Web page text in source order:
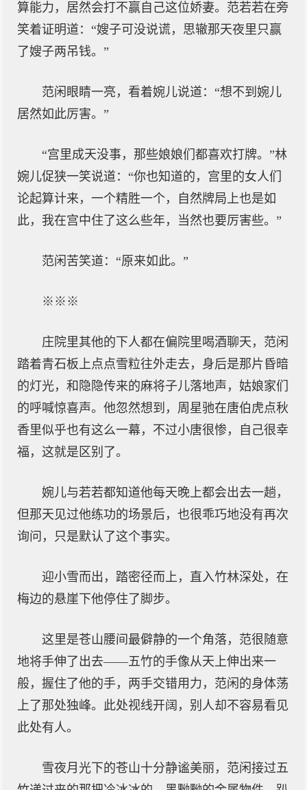
算能力，居然会打不赢自己这位娇妻。范若若在旁
笑着证明道：“嫂子可没说谎，思辙那天夜里只赢
了嫂子两吊钱。”
范闲眼睛一亮，看着婉儿说道：“想不到婉儿
居然如此厉害。”
“宫里成天没事，那些娘娘们都喜欢打牌。”林
婉儿促狭一笑说道：“你也知道的，宫里的女人们
论起算计来，一个精胜一个，自然牌局上也是如
此，我在宫中住了这么些年，当然也要厉害些。”
范闲苦笑道：“原来如此。”
※※※
庄院里其他的下人都在偏院里喝酒聊天，范闲
踏着青石板上点点雪粒往外走去，身后是那片昏暗
的灯光，和隐隐传来的麻将子儿落地声，姑娘家们
的呼喊惊喜声。他忽然想到，周星驰在唐伯虎点秋
香里似乎也有这么一幕，不过小唐很惨，自己很幸
福，这就是区别了。
婉儿与若若都知道他每天晚上都会出去一趟，
但那天见过他练功的场景后，也很乖巧地没有再次
询问，只是默认了这个事实。
迎小雪而出，踏密径而上，直入竹林深处，在
梅边的悬崖下他停住了脚步。
这里是苍山腰间最僻静的一个角落，范很随意
地将手伸了出去——五竹的手像从天上伸出来一
般，握住了他的手，两手交错用力，范闲的身体荡
上了那处独峰。此处视线开阔，别人却不容易看见
此处有人。
雪夜月光下的苍山十分静谧美丽，范闲接过五